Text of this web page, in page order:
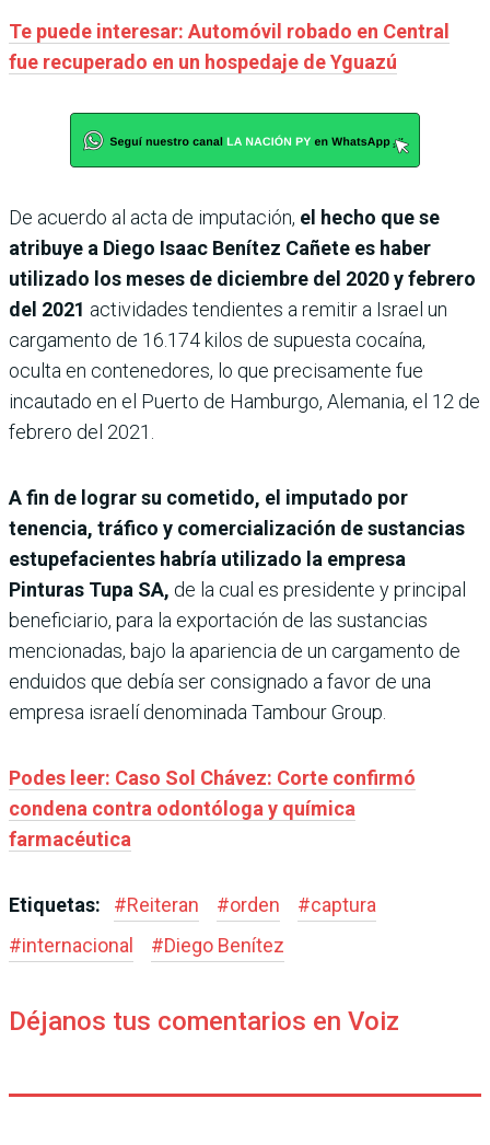
Te puede interesar: Automóvil robado en Central
fue recuperado en un hospedaje de Yguazú
De acuerdo al acta de imputación, el hecho que se
atribuye a Diego Isaac Benítez Cañete es haber
utilizado los meses de diciembre del 2020 y febrero
del 2021 actividades tendientes a remitir a Israel un
cargamento de 16.174 kilos de supuesta cocaína,
oculta en contenedores, lo que precisamente fue
incautado en el Puerto de Hamburgo, Alemania, el 12 de
febrero del 2021.
A fin de lograr su cometido, el imputado por
tenencia, tráfico y comercialización de sustancias
estupefacientes habría utilizado la empresa
Pinturas Tupa SA, de la cual es presidente y principal
beneficiario, para la exportación de las sustancias
mencionadas, bajo la apariencia de un cargamento de
enduidos que debía ser consignado a favor de una
empresa israelí denominada Tambour Group.
Podes leer: Caso Sol Chávez: Corte confirmó
condena contra odontóloga y química
farmacéutica
Etiquetas: #Reiteran #orden #captura
#internacional #Diego Benítez
Déjanos tus comentarios en Voiz